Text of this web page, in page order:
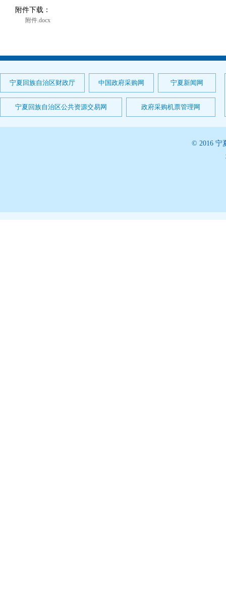
附件下载：
附件.docx
宁夏回族自治区财政厅 中国政府采购网 宁夏新闻网
宁夏回族自治区公共资源交易网 政府采购机票管理网
© 2016 宁